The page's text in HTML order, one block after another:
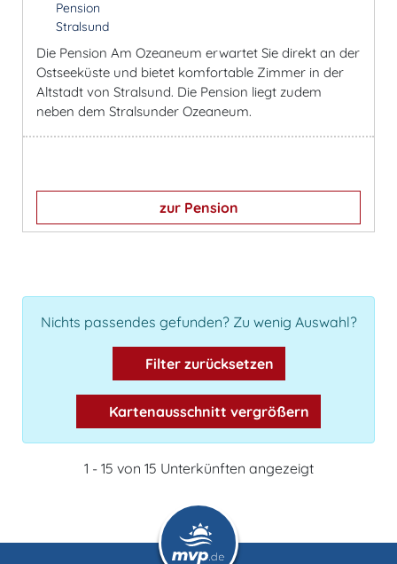
Pension
Stralsund
Die Pension Am Ozeaneum erwartet Sie direkt an der
Ostseeküste und bietet komfortable Zimmer in der
Altstadt von Stralsund. Die Pension liegt zudem
neben dem Stralsunder Ozeaneum.
zur Pension
Nichts passendes gefunden? Zu wenig Auswahl?
Filter zurücksetzen
Kartenausschnitt vergrößern
1 - 15 von 15 Unterkünften angezeigt